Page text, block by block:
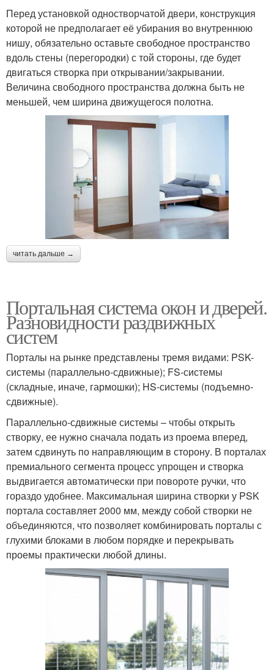
Перед установкой одностворчатой двери, конструкция
которой не предполагает её убирания во внутреннюю
нишу, обязательно оставьте свободное пространство
вдоль стены (перегородки) с той стороны, где будет
двигаться створка при открывании/закрывании.
Величина свободного пространства должна быть не
меньшей, чем ширина движущегося полотна.
читать дальше →
Портальная система окон и дверей.
Разновидности раздвижных
систем
Порталы на рынке представлены тремя видами: PSK-
системы (параллельно-сдвижные); FS-системы
(складные, иначе, гармошки); HS-системы (подъемно-
сдвижные).
Параллельно-сдвижные системы – чтобы открыть
створку, ее нужно сначала подать из проема вперед,
затем сдвинуть по направляющим в сторону. В порталах
премиального сегмента процесс упрощен и створка
выдвигается автоматически при повороте ручки, что
гораздо удобнее. Максимальная ширина створки у PSK
портала составляет 2000 мм, между собой створки не
объединяются, что позволяет комбинировать порталы с
глухими блоками в любом порядке и перекрывать
проемы практически любой длины.